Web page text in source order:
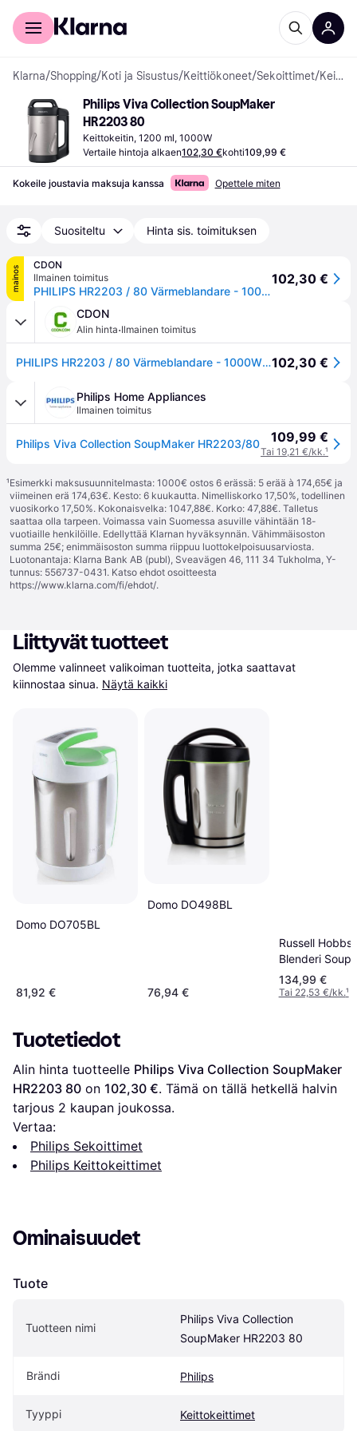
Kuluttajille
Klarna/Shopping/Koti ja Sisustus/Keittiökoneet/Sekoittimet/ Keittokeittimet
Philips Viva Collection SoupMaker
HR2203 80
Keittokeitin, 1200 ml, 1000W
Vertaile hintoja alkaen102,30 €kohti109,99 €
Kokeile joustavia maksuja kanssa Opettele miten
Suositeltu Hinta sis. toimituksen
mainos
CDON
Ilmainen toimitus
PHILIPS HR2203 / 80 Värmeblandare - 1000W - 1,2 L.
102,30 €
CDON
Alin hinta·Ilmainen toimitus
PHILIPS HR2203 / 80 Värmeblandare - 1000W - 1,2 L.102,30 €
Philips Home Appliances
Ilmainen toimitus
Philips Viva Collection SoupMaker HR2203/80 109,99 €
Tai 19,21 €/kk.¹
¹Esimerkki maksusuunnitelmasta: 1000€ ostos 6 erässä: 5 erää à 174,65€ ja
viimeinen erä 174,63€. Kesto: 6 kuukautta. Nimelliskorko 17,50%, todellinen
vuosikorko 17,50%. Kokonaisvelka: 1047,88€. Korko: 47,88€. Talletus
saattaa olla tarpeen. Voimassa vain Suomessa asuville vähintään 18-
vuotiaille henkilöille. Edellyttää Klarnan hyväksynnän. Vähimmäisoston
summa 25€; enimmäisoston summa riippuu luottokelpoisuusarviosta.
Luotonantaja: Klarna Bank AB (publ), Sveavägen 46, 111 34 Tukholma, Y-
tunnus: 556737-0431. Katso ehdot osoitteesta
https://www.klarna.com/fi/ehdot/.
Liittyvät tuotteet
Olemme valinneet valikoiman tuotteita, jotka saattavat
kiinnostaa sinua. Näytä kaikki
Domo DO705BL
81,92 €
Domo DO498BL
76,94 €
Russell Hobbs
Blenderi Soup
Blend 21480-
W
134,99 €
Tai 22,53 €/kk.¹
Tuotetiedot
Alin hinta tuotteelle Philips Viva Collection SoupMaker
HR2203 80 on 102,30 €. Tämä on tällä hetkellä halvin
tarjous 2 kaupan joukossa.
Vertaa:
Philips Sekoittimet
Philips Keittokeittimet
Ominaisuudet
Tuote
Tuotteen nimi
Philips Viva Collection
SoupMaker HR2203 80
Brändi Philips
Tyyppi Keittokeittimet